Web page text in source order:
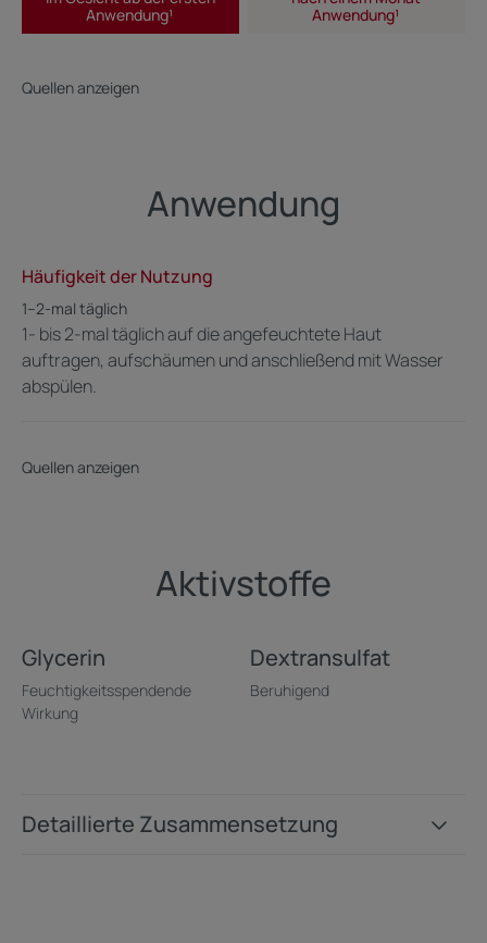
3. Stellt das Wohlbefinden der Haut wieder her
Textur
Ohne Duftstoffe
¹ Im Gesicht ab der ersten Anwendung: Juckreizempfinden aufgrund
trockener Haut, interne Anwenderbeobachtung mit 43 AnwenderInnen
unter austrocknender Akne-Therapie (>/= 14 Jahre), 1 bis 2 Anwendungen
pro Tag über 4 Wochen, Selbstbewertung per Fragebogen.
Anwendung¹
Anwendung¹
Quellen anzeigen
Anwendung
Häufigkeit der Nutzung
1–2-mal täglich
1- bis 2-mal täglich auf die angefeuchtete Haut
auftragen, aufschäumen und anschließend mit Wasser
abspülen.
Quellen anzeigen
Aktivstoffe
Detaillierte Zusammensetzung
Glycerin
Feuchtigkeitsspendende
Wirkung
Dextransulfat
Beruhigend